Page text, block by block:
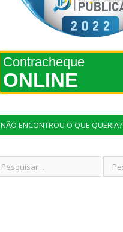
Contracheque
ONLINE
NÃO ENCONTROU O QUE QUERIA?